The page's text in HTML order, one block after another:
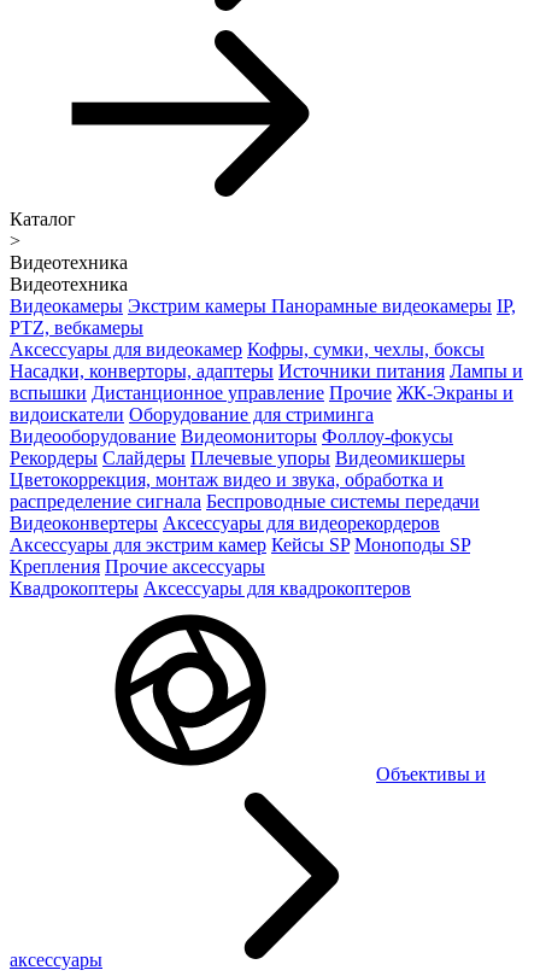
Каталог
>
Видеотехника
Видеотехника
Видеокамеры Экстрим камеры Панорамные видеокамеры IP,
PTZ, вебкамеры
Аксессуары для видеокамер Кофры, сумки, чехлы, боксы
Насадки, конверторы, адаптеры Источники питания Лампы и
вспышки Дистанционное управление Прочие ЖК-Экраны и
видоискатели Оборудование для стриминга
Видеооборудование Видеомониторы Фоллоу-фокусы
Рекордеры Слайдеры Плечевые упоры Видеомикшеры
Цветокоррекция, монтаж видео и звука, обработка и
распределение сигнала Беспроводные системы передачи
Видеоконвертеры Аксессуары для видеорекордеров
Аксессуары для экстрим камер Кейсы SP Моноподы SP
Крепления Прочие аксессуары
Квадрокоптеры Аксессуары для квадрокоптеров
Объективы и
аксессуары